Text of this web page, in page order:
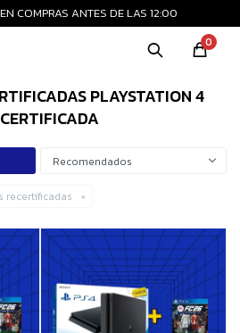
COMPRAS ANTES DE LAS 12:00
0
PLAYSTATION 4
Recomendados
recertificadas
MI CUENTA